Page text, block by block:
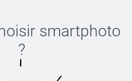
smartphoto
?